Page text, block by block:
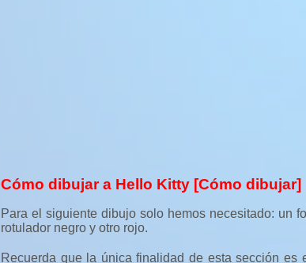
Cómo dibujar a Hello Kitty [Cómo dibujar]
Para el siguiente dibujo solo hemos necesitado: un
rotulador negro y otro rojo.
Recuerda que la única finalidad de esta sección es